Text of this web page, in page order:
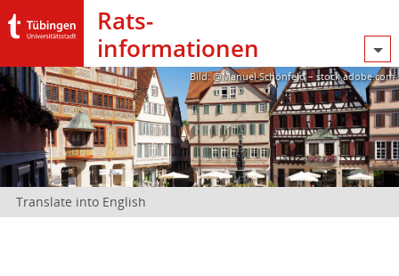
Rats­
informationen
Bild: @Manuel Schönfeld – stock.adobe.com
Translate into English